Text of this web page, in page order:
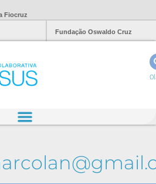
Fiocruz
Fundação Oswaldo Cruz